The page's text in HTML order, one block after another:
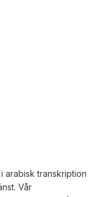
arabisk transkription
Vår